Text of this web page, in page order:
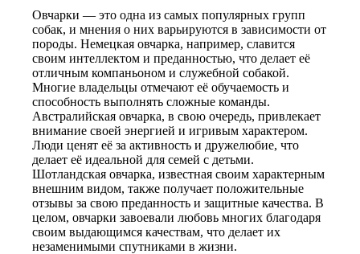
Овчарки — это одна из самых популярных групп
собак, и мнения о них варьируются в зависимости от
породы. Немецкая овчарка, например, славится
своим интеллектом и преданностью, что делает её
отличным компаньоном и служебной собакой.
Многие владельцы отмечают её обучаемость и
способность выполнять сложные команды.
Австралийская овчарка, в свою очередь, привлекает
внимание своей энергией и игривым характером.
Люди ценят её за активность и дружелюбие, что
делает её идеальной для семей с детьми.
Шотландская овчарка, известная своим характерным
внешним видом, также получает положительные
отзывы за свою преданность и защитные качества. В
целом, овчарки завоевали любовь многих благодаря
своим выдающимся качествам, что делает их
незаменимыми спутниками в жизни.